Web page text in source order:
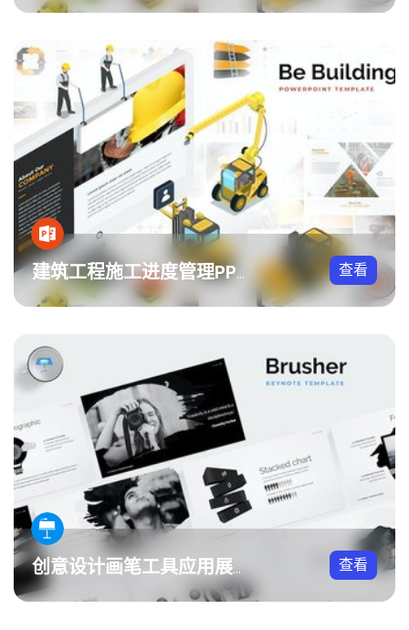
建筑工程施工进度管理PPT模板 查看
创意设计画笔工具应用展示Keynote模板 查看